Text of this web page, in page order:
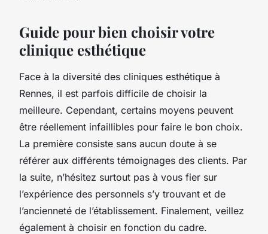
Guide pour bien choisir votre
clinique esthétique
Face à la diversité des cliniques esthétique à
Rennes, il est parfois difficile de choisir la
meilleure. Cependant, certains moyens peuvent
être réellement infaillibles pour faire le bon choix.
La première consiste sans aucun doute à se
référer aux différents témoignages des clients. Par
la suite, n’hésitez surtout pas à vous fier sur
l’expérience des personnels s’y trouvant et de
l’ancienneté de l’établissement. Finalement, veillez
également à choisir en fonction du cadre.